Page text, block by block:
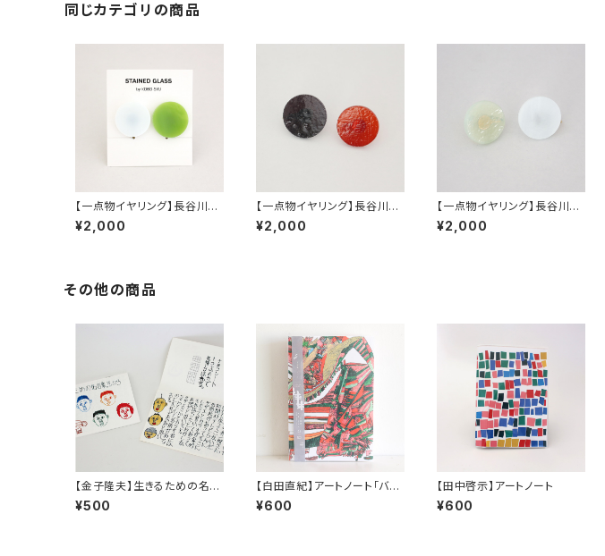
同じカテゴリの商品
【一点物イヤリング】長谷川昌
彦／White&Yellowgreen
¥2,000
【一点物イヤリング】長谷川昌
彦／Redbrown&Deeppur
ple
¥2,000
【一点物イヤリング】長谷川昌
彦／Milky
¥2,000
その他の商品
【金子隆夫】生きるための名言
集。その３
¥500
【白田直紀】アートノート「バ
ラ」
¥600
【田中啓示】アートノート
¥600